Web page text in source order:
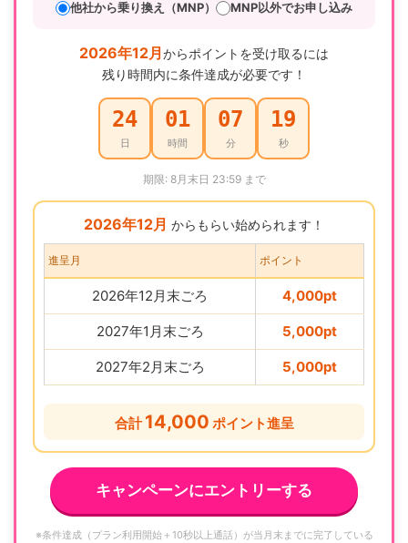
他社から乗り換え（MNP） MNP以外でお申し込み
2026年12月 からポイントを受け取るには
残り時間内に条件達成が必要です！
24
日
01
時間
07
分
18
秒
期限: 8月末日 23:59 まで
2026年12月 からもらい始められます！
進呈月 ポイント
2026年12月末ごろ 4,000pt
2027年1月末ごろ 5,000pt
2027年2月末ごろ 5,000pt
合計14,000 ポイント進呈
キャンペーンにエントリーする
※条件達成（プラン利用開始＋10秒以上通話）が当月末までに完了している